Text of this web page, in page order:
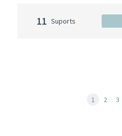
11 Suports
1 2 3